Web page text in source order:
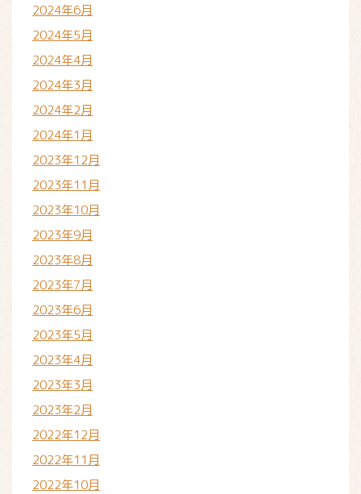
2024年6月
2024年5月
2024年4月
2024年3月
2024年2月
2024年1月
2023年12月
2023年11月
2023年10月
2023年9月
2023年8月
2023年7月
2023年6月
2023年5月
2023年4月
2023年3月
2023年2月
2022年12月
2022年11月
2022年10月